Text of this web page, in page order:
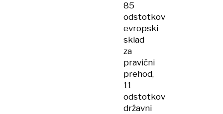
85
odstotkov
evropski
sklad
za
pravični
prehod,
11
odstotkov
državni